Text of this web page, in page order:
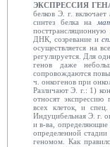
ЭКСПРЕССИЯ
белков Э. г. включает
синтез белка на
посттрансляционную
ДНК, созревание и
осуществляется на
регулируется. Для
генов даже
сопровождаются
ч. онкогенов при
Различают Э. г.: 1)
относят экспрессию
всех клеток, и
Индуцибельная Э. г.
и в-ва, определяющие
определенной
геномом. Как